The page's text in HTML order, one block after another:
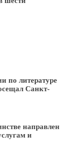
по литературе
Санкт-
направлен
и